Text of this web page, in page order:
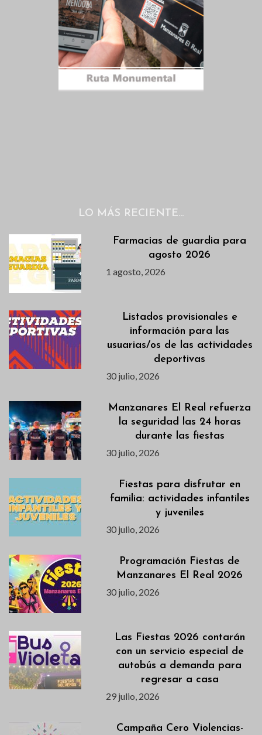
LO MÁS RECIENTE…
Farmacias de guardia para
agosto 2026
1 agosto, 2026
Listados provisionales e
información para las
usuarias/os de las actividades
deportivas
30 julio, 2026
Manzanares El Real refuerza
la seguridad las 24 horas
durante las fiestas
30 julio, 2026
Fiestas para disfrutar en
familia: actividades infantiles
y juveniles
30 julio, 2026
Programación Fiestas de
Manzanares El Real 2026
30 julio, 2026
Las Fiestas 2026 contarán
con un servicio especial de
autobús a demanda para
regresar a casa
29 julio, 2026
Campaña Cero Violencias-